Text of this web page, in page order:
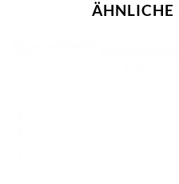
ÄHNLICHE